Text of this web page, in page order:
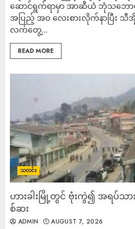
ဆောင်ရွက်ရာမှာ အာဆီယံ ဘုံသဘေ
အပြည့် အဝ လေးစားလိုက်နာပြီး
လက်တွေ့...
READ MORE
သတင်း
ဟားခါးမြို့တွင် ဗုံးကွဲ၍ အရပ်သား
စ်ဆး
ADMIN AUGUST 7, 2026